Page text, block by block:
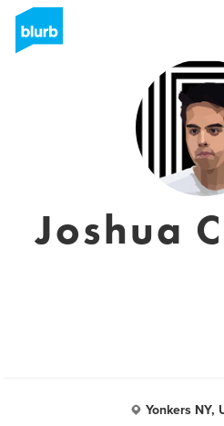
Joshua
Yonkers NY,